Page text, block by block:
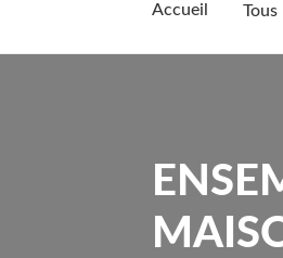
Accueil